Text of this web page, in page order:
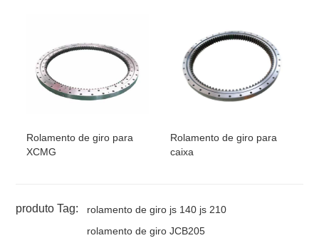
Rolamento de giro para
XCMG
Rolamento de giro para
caixa
produto Tag:
rolamento de giro js 140 js 210
rolamento de giro JCB205